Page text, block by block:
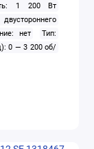
1 200 Вт
нет
Тип:
0 — 3 200 об/